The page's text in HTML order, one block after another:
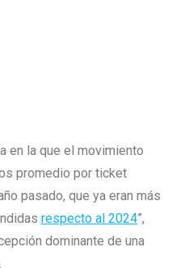
en la que el movimiento
promedio por ticket
pasado, que ya eran más
respecto al 2024”,
dominante de una